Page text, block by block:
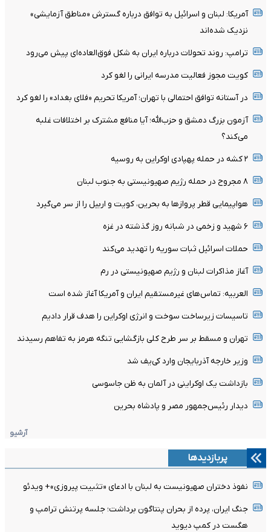
آمریکا: لبنان و اسرائیل به توافق درباره گسترش «مناطق آزمایشی»
نزدیک شده‌اند
ترامپ: روند تحولات درباره ایران به شکل فوق‌العاده‌ای پیش می‌رود
کویت مجوز فعالیت مدرسه ایرانی را لغو کرد
در آستانه توافق احتمالی با تهران؛ آمریکا تحریم «فلای بغداد» را لغو کرد
آزمون بزرگ دمشق و حزب‌الله؛ آیا منافع مشترک بر اختلافات غلبه
می‌کند؟
۲ کشه در حمله پهپادی اوکراین به روسیه
۸ مجروح در حمله رژیم صهیونیستی به جنوب لبنان
هواپیمایی قطر پروازها به بحرین، کویت و اربیل را از سر می‌گیرد
۶ شهید و زخمی در شبانه روز گذشته در غزه
حملات اسرائیل ثبات سوریه را تهدید می‌کند
آغاز مذاکرات لبنان و رژیم صهیونیستی در رم
العربیه: تماس‌های غیرمستقیم ایران و آمریکا آغاز شده است
تاسیسات زیرساخت سوخت و انرژی اوکراین را هدف قرار دادیم
تهران و مسقط بر سر طرح کلی بازگشایی تنگه هرمز به تفاهم رسیدند
وزیر خارجه آذربایجان وارد کی‌یف شد
بازداشت یک اوکراینی در آلمان به ظن جاسوسی
دیدار رئیس‌جمهور مصر و پادشاه بحرین
آرشیو
پربازدیدها
نفوذ دختران صهیونیست به لبنان با ادعای «تثبیت پیروزی»+ ویدئو
جنگ ایران، پرده از بحران پنتاگون برداشت؛ جلسه پرتنش ترامپ و
هگست در کمپ دیوید